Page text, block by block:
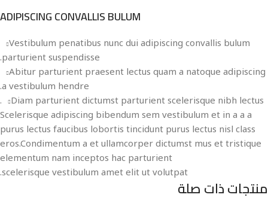
ADIPISCING CONVALLIS BULUM
Vestibulum penatibus nunc dui adipiscing convallis bulum
parturient suspendisse.
Abitur parturient praesent lectus quam a natoque adipiscing
a vestibulum hendre.
Diam parturient dictumst parturient scelerisque nibh lectus.
Scelerisque adipiscing bibendum sem vestibulum et in a a a
purus lectus faucibus lobortis tincidunt purus lectus nisl class
eros.Condimentum a et ullamcorper dictumst mus et tristique
elementum nam inceptos hac parturient
scelerisque vestibulum amet elit ut volutpat.
منتجات ذات صلة